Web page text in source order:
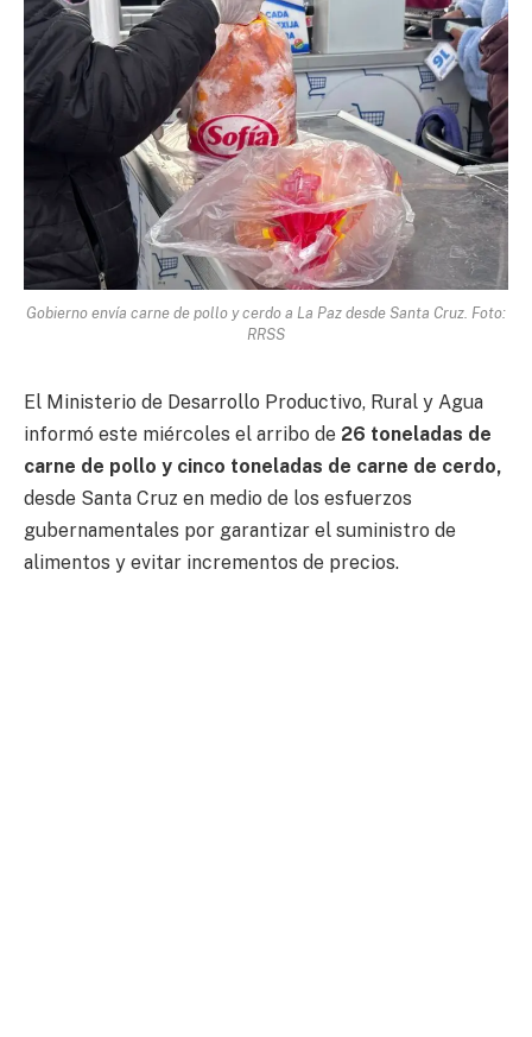
Gobierno envía carne de pollo y cerdo a La Paz desde Santa Cruz. Foto:
RRSS
El Ministerio de Desarrollo Productivo, Rural y Agua
informó este miércoles el arribo de 26 toneladas de
carne de pollo y cinco toneladas de carne de cerdo,
desde Santa Cruz en medio de los esfuerzos
gubernamentales por garantizar el suministro de
alimentos y evitar incrementos de precios.